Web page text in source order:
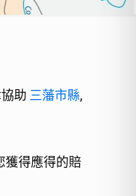
助 三藩市縣,
獲得應得的賠